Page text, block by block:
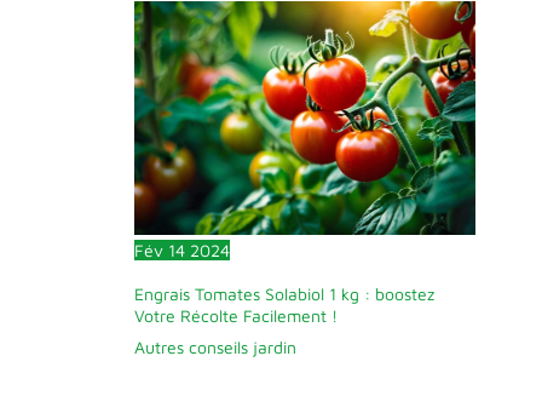
Fév 14 2024
Engrais Tomates Solabiol 1 kg : boostez
Votre Récolte Facilement !
Autres conseils jardin